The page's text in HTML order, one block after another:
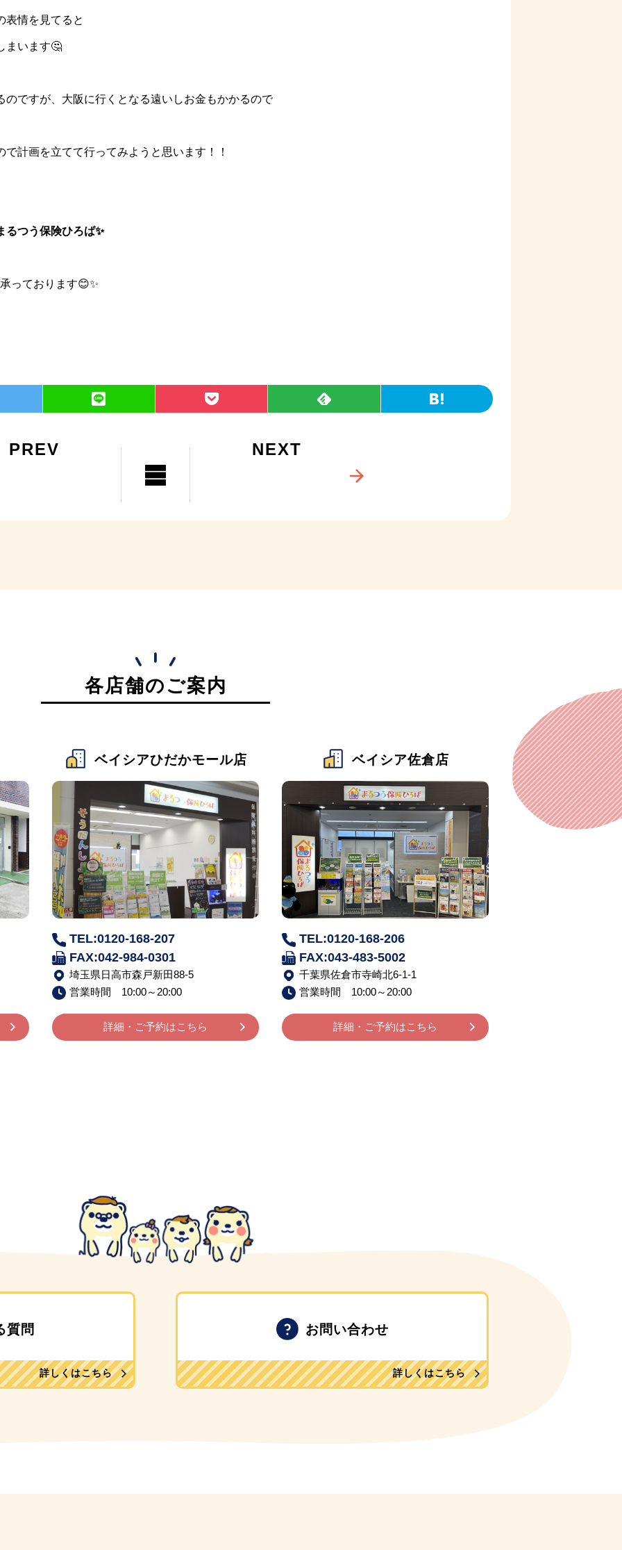
表情を見てると
まいます🤔
ですが、大阪に行くとなる遠いしお金もかかるので
計画を立てて行ってみようと思います！！
るつう保険ひろば✨
っております😊✨
PREV NEXT
各店舗のご案内
ベイシアひだかモール店
TEL:0120-168-207
FAX:042-984-0301
埼玉県日高市森戸新田88-5
営業時間 10:00～20:00
詳細・ご予約はこちら
ベイシア佐倉店
TEL:0120-168-206
FAX:043-483-5002
千葉県佐倉市寺崎北6-1-1
営業時間 10:00～20:00
詳細・ご予約はこちら
質問
詳しくはこちら
お問い合わせ
詳しくはこちら